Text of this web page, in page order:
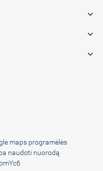



maps programėlės
naudoti nuorodą